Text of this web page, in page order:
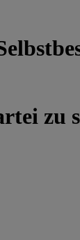
zu